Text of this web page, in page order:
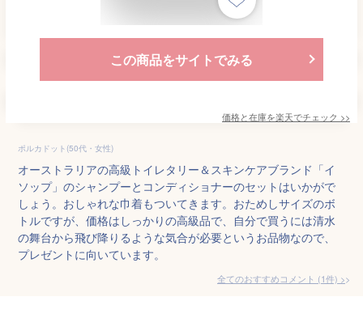
この商品をサイトでみる
価格と在庫を楽天でチェック >>
ポルカドット(50代・女性)
オーストラリアの高級トイレタリー＆スキンケアブランド「イ
ソップ」のシャンプーとコンディショナーのセットはいかがで
しょう。おしゃれな巾着もついてきます。おためしサイズのボ
トルですが、価格はしっかりの高級品で、自分で買うには清水
の舞台から飛び降りるような気合が必要というお品物なので、
プレゼントに向いています。
全てのおすすめコメント (1件) >